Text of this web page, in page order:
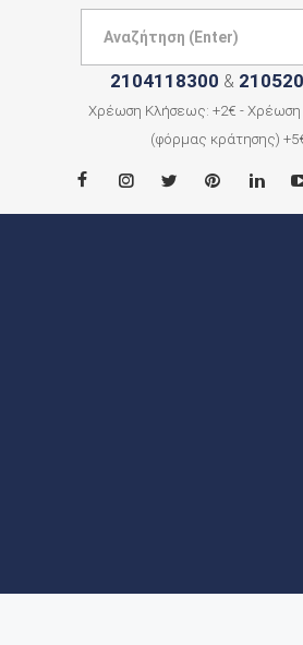
2104118300 &
Χρέωση Κλήσεως: +2€ - Χρέωση
(φόρμας κράτησης)